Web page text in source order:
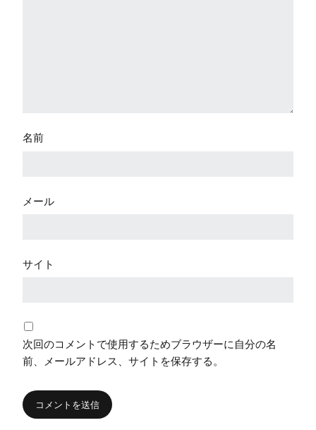
名前
メール
サイト
次回のコメントで使用するためブラウザーに自分の名
前、メールアドレス、サイトを保存する。